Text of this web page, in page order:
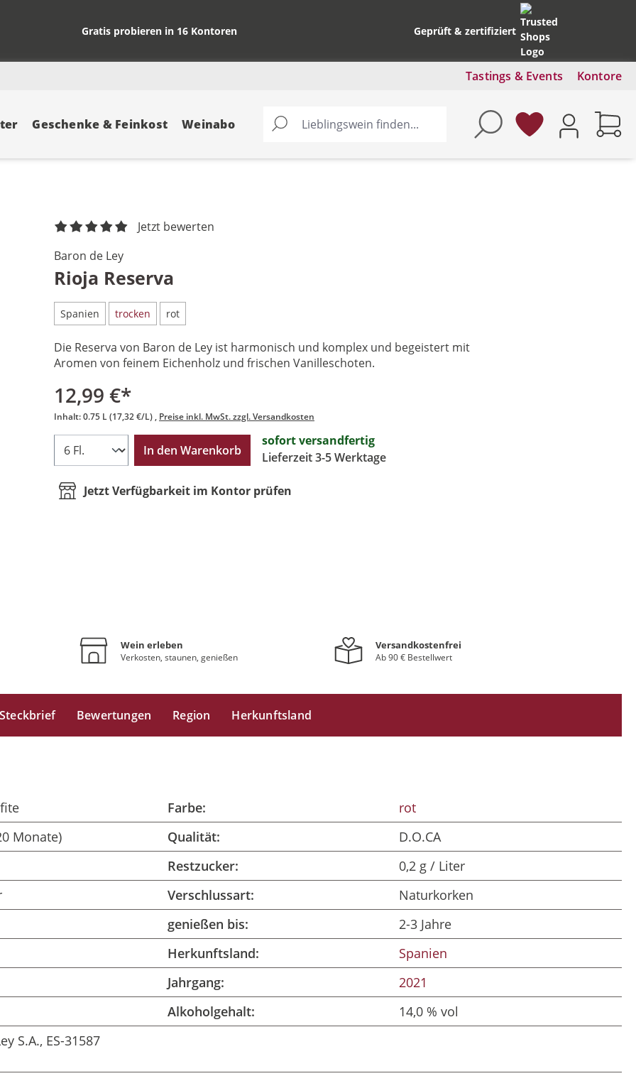
Gratis probieren in 16 Kontoren Geprüft & zertifiziert
Tastings & Events Kontore
Geschenke & Feinkost Weinabo
Jetzt bewerten
Baron de Ley
Rioja Reserva
Spanien trocken rot
Die Reserva von Baron de Ley ist harmonisch und komplex und begeistert mit
Aromen von feinem Eichenholz und frischen Vanilleschoten.
12,99 €*
Inhalt:0.75 L(17,32 €/L) Preise inkl. MwSt. zzgl. Versandkosten
In den Warenkorb
sofort versandfertig
Lieferzeit 3-5 Werktage
Jetzt Verfügbarkeit im Kontor prüfen
Wein erleben
Verkosten, staunen, genießen
Versandkostenfrei
Ab 90 € Bestellwert
Bewertungen Region Herkunftsland
Farbe:
rot
Monate)
Qualität:
D.O.CA
Restzucker:
0,2 g / Liter
Verschlussart:
Naturkorken
genießen bis:
2-3 Jahre
Herkunftsland:
Spanien
Jahrgang:
2021
Alkoholgehalt:
14,0 % vol
S.A., ES-31587